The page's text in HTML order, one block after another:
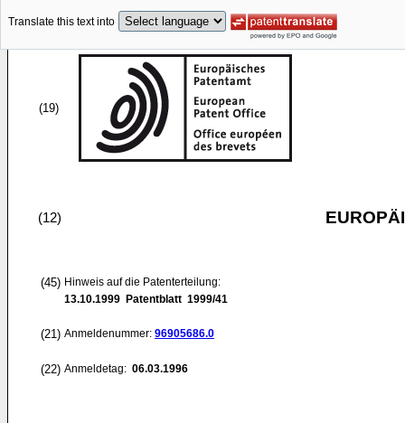
Translate this text into
(19)
(12)
(45) Hinweis auf die Patenterteilung:
13.10.1999 Patentblatt 1999/41
(21) Anmeldenummer: 96905686.0
(22) Anmeldetag: 06.03.1996